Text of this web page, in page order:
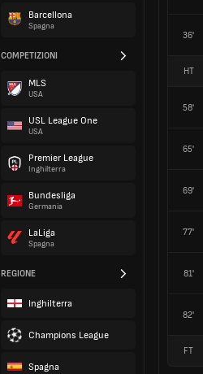
Barcellona
Spagna
COMPETIZIONI
MLS
USA
USL League One
USA
Premier League
Inghilterra
Bundesliga
Germania
LaLiga
Spagna
REGIONE
Inghilterra
Champions League
Spagna
36'
HT
58'
65'
69'
77'
81'
82'
FT